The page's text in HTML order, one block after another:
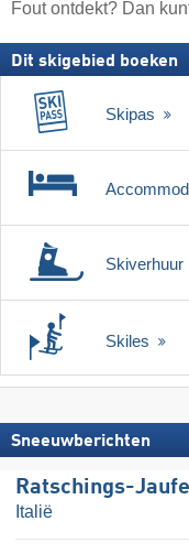
Fout ontdekt? Dan
Dit skigebied boeken
Skipas
Skiverhuur
Skiles
Sneeuwberichten
Ratschings-
Italië